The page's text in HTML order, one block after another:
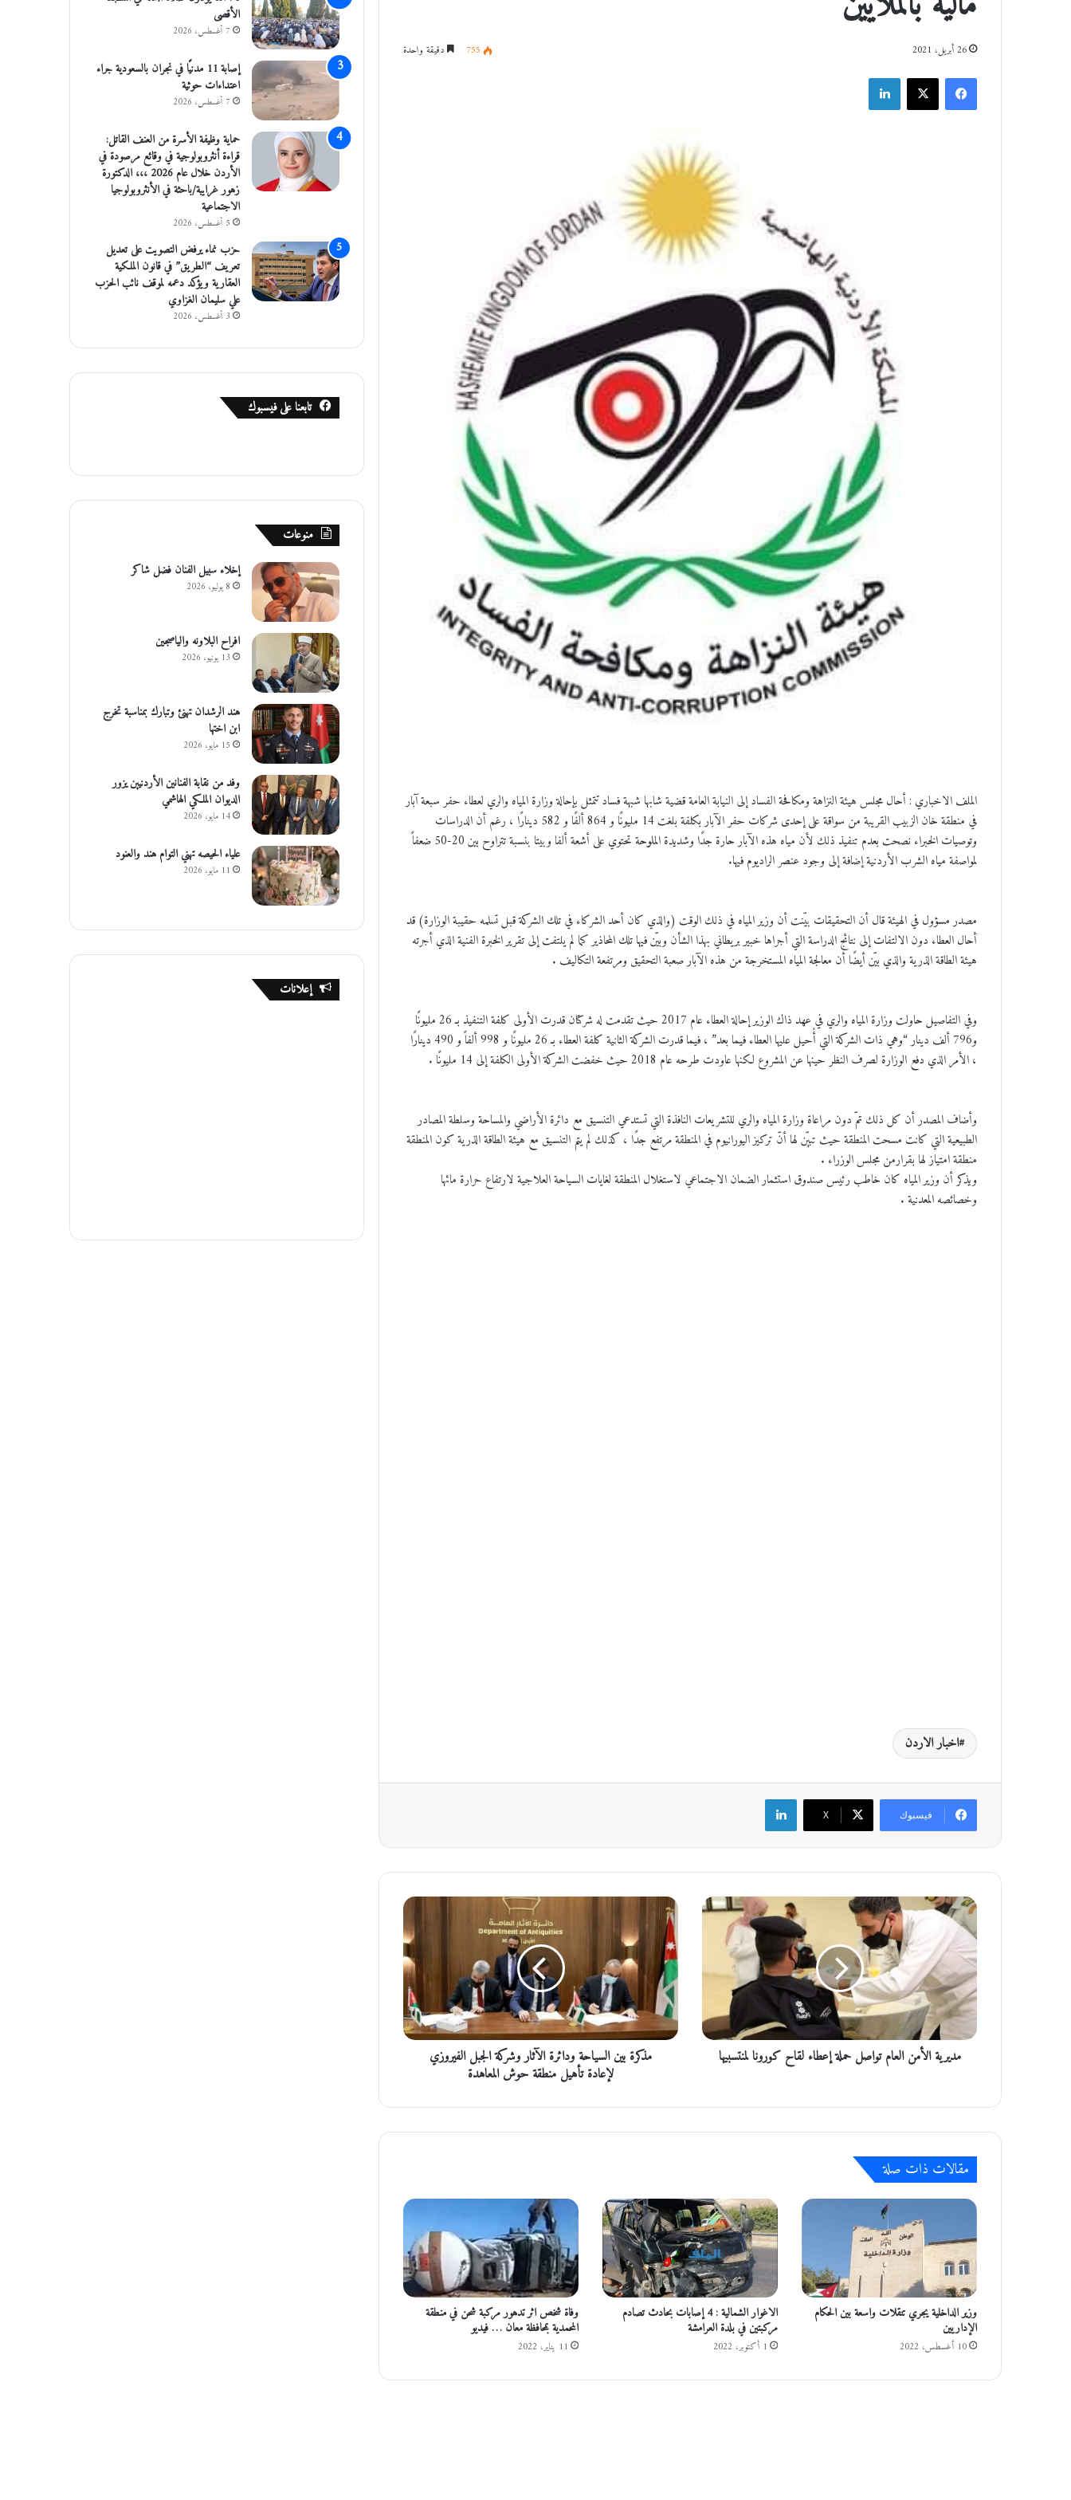
26 أبريل، 2021 755 دقيقة واحدة
فيسبوك ‫X لينكدإن
الملف الاخباري : أحال مجلس هيئة النزاهة ومكافحة الفساد إلى النيابة العامة قضية شابها شبهة فساد تتمثل بإحالة وزارة المياه والري لعطاء حفر سبعة آبار
في منطقة خان الزبيب القريبة من سواقة على إحدى شركات حفر الآبار بكلفة بلغت 14 مليونًا و 864 ألفًا و 582 دينارًا ، رغم أن الدراسات
وتوصيات الخبراء نصحت بعدم تنفيذ ذلك لأن مياه هذه الآبار حارة جدًا وشديدة الملوحة تحتوي على أشعة ألفا وبيتا بنسبة تتراوح بين 20-50 ضعفاً
لمواصفة مياه الشرب الأردنية إضافة إلى وجود عنصر الراديوم فيها.
مصدر مسؤول في الهيئة قال أن التحقيقات بيّنت أن وزير المياه في ذلك الوقت (والذي كان أحد الشركاء في تلك الشركة قبل تسلمه حقيبة الوزارة) قد
أحال العطاء دون الالتفات إلى نتائج الدراسة التي أجراها خبير بريطاني بهذا الشأن وبيّن فيها تلك المحاذير كما لم يلتفت إلى تقرير الخبرة الفنية الذي أجرته
هيئة الطاقة الذرية والذي بيّن أيضًا أن معالجة المياه المستخرجة من هذه الآبار صعبة التحقيق ومرتفعة التكاليف .
وفي التفاصيل حاولت وزارة المياه والري في عهد ذاك الوزير إحالة العطاء عام 2017 حيث تقدمت له شركتان قدرت الأولى كلفة التنفيذ بـ 26 مليونًا
و796 ألف دينار “وهي ذات الشركة التي أُحيل عليها العطاء فيما بعد” ، فيما قدرت الشركة الثانية كلفة العطاء بـ 26 مليونًا و 998 ألفاً و 490 دينارًا
، الأمر الذي دفع الوزارة لصرف النظر حينها عن المشروع لكنها عاودت طرحه عام 2018 حيث خفضت الشركة الأولى الكلفة إلى 14 مليونًا .
وأضاف المصدر أن كل ذلك تمّ دون مراعاة وزارة المياه والري للتشريعات النافذة التي تستدعي التنسيق مع دائرة الأراضي والمساحة وسلطة المصادر
الطبيعية التي كانت مسحت المنطقة حيث تبيّن لها أنّ تركيز اليورانيوم في المنطقة مرتفع جدًا ، كذلك لم يتم التنسيق مع هيئة الطاقة الذرية كون المنطقة
منطقة امتياز لها بقرارمن مجلس الوزراء .
ويذكر أن وزير المياه كان خاطب رئيس صندوق استثمار الضمان الاجتماعي لاستغلال المنطقة لغايات السياحة العلاجية لارتفاع حرارة مائها
وخصائصه المعدنية .
اخبار الاردن
فيسبوك ‫X
لينكدإن
مديرية
الأمن
العام
تواصل
حملة
إعطاء
لقاح
كورونا
لمنتسبيها
مديرية الأمن العام تواصل حملة إعطاء لقاح كورونا لمنتسبيها
مذكرة
بين
السياحة
ودائرة
الآثار
وشركة
الجبل
الفيروزي
لإعادة
المعاهدة
مذكرة بين السياحة ودائرة الآثار وشركة الجبل الفيروزي
لإعادة تأهيل منطقة حوش المعاهدة
مقالات ذات صلة
وزير الداخلية يجري تنقلات واسعة بين الحكام
الإداريين
10 أغسطس، 2022
الاغوار الشمالية : 4 إصابات بحادث تصادم
مركبتين في بلدة العرامشة
1 أكتوبر، 2022
وفاة شخص اثر تدهور مركبة شحن في منطقة
المحمدية بمحافظة معان … فيديو
11 يناير، 2022
الأقصى
7 أغسطس، 2026
إصابة 11 مدنيًا في نجران بالسعودية جراء
اعتداءات حوثية
7 أغسطس، 2026
حماية وظيفة الأسرة من العنف القاتل:
قراءة أنثروبولوجية في وقائع مرصودة في
الأردن خلال عام 2026 ،،، الدكتورة
زهور غرايبة/باحثة في الأنثروبولوجيا
الاجتماعية
5 أغسطس، 2026
حزب نماء يرفض التصويت على تعديل
تعريف “الطريق” في قانون الملكية
العقارية ويؤكد دعمه لموقف نائب الحزب
علي سليمان الغزاوي
3 أغسطس، 2026
تابعنا على فيسبوك
منوعات
إخلاء سبيل الفنان فضل شاكر
8 يوليو، 2026
افراح البلاونه والياصجين
13 يونيو، 2026
هند الرشدان تهنئ وتبارك بمناسبة تخرج
ابن اختها
15 مايو، 2026
وفد من نقابة الفنانين الأردنيين يزور
الديوان الملكي الهاشمي
14 مايو، 2026
علياء الحيصه تهني التوام هند والعنود
11 مايو، 2026
إعلانات